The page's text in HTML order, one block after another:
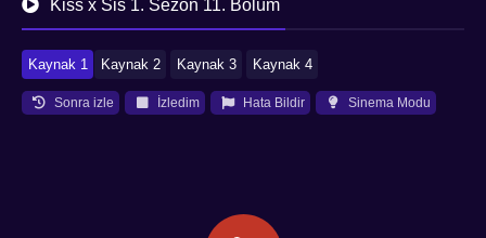
Kiss x Sis 1. Sezon 11. Bölüm
Kaynak 1 Kaynak 2 Kaynak 3 Kaynak 4
Sonra izle İzledim Hata Bildir Sinema Modu